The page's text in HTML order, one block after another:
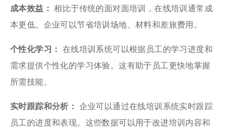
成本效益： 相比于传统的面对面培训，在线培训通常成
本更低。企业可以节省培训场地、材料和差旅费用。
个性化学习： 在线培训系统可以根据员工的学习进度和
需求提供个性化的学习体验。这有助于员工更快地掌握
所需技能。
实时跟踪和分析： 企业可以通过在线培训系统实时跟踪
员工的进度和表现。这些数据可以用于改进培训内容和